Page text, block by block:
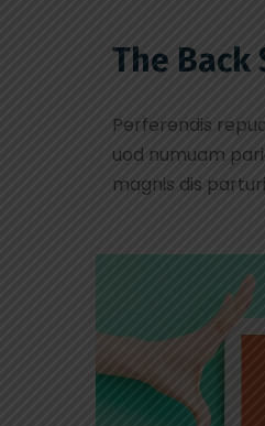
The Back
Perferendis
uod numuam
magnis dis